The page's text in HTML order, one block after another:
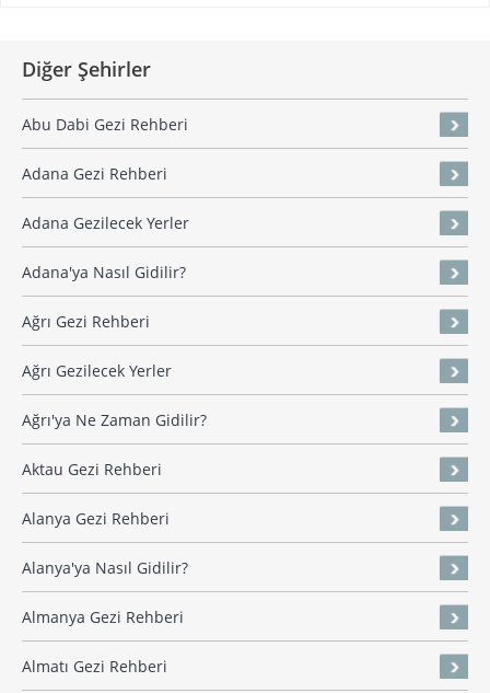
Diğer Şehirler
Abu Dabi Gezi Rehberi
Adana Gezi Rehberi
Adana Gezilecek Yerler
Adana'ya Nasıl Gidilir?
Ağrı Gezi Rehberi
Ağrı Gezilecek Yerler
Ağrı'ya Ne Zaman Gidilir?
Aktau Gezi Rehberi
Alanya Gezi Rehberi
Alanya'ya Nasıl Gidilir?
Almanya Gezi Rehberi
Almatı Gezi Rehberi